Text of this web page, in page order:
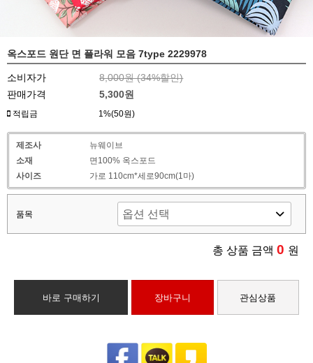
옥스포드 원단 면 플라워 모음 7type 2229978
소비자가 8,000원 (34%할인)
판매가격
5,300원
적립금 1%(50원)
제조사
뉴웨이브
소재
면100% 옥스포드
사이즈
가로 110cm*세로90cm(1마)
품목
총 상품 금액 0 원
바로 구매하기 장바구니 관심상품